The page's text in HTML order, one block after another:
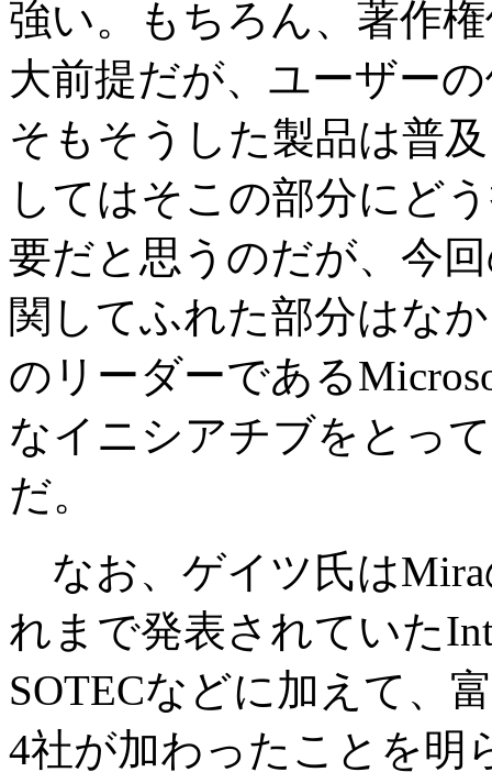
強い。もちろん、著作
大前提だが、ユーザー
そもそうした製品は普
してはそこの部分にど
要だと思うのだが、今
関してふれた部分はな
のリーダーである
なイニシアチブをとっ
だ。
なお、ゲイツ氏は
れまで発表されていた
SOTECなどに加えて、
4社が加わったことを明